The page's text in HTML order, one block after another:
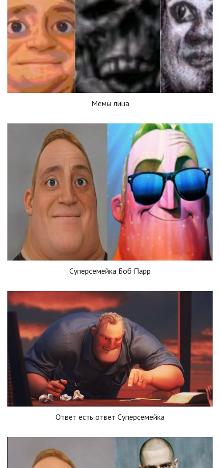
Мемы лица
Суперсемейка Боб Парр
Ответ есть ответ Суперсемейка